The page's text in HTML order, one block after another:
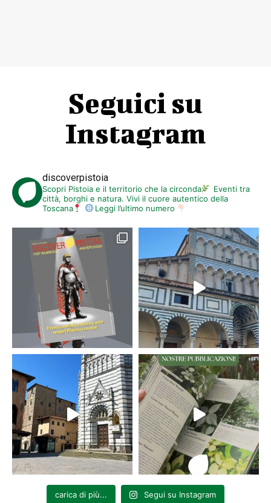
Seguici su
Instagram
discoverpistoia
Scopri Pistoia e il territorio che la circonda
Eventi tra
città, borghi e natura. Vivi il cuore autentico della
Toscana
Leggi l’ultimo numero
carica di più... Segui su Instagram